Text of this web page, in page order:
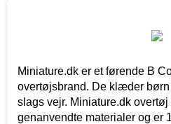
Miniature.dk er et førende B
overtøjsbrand. De klæder børn
slags vejr. Miniature.dk
genanvendte materialer og er